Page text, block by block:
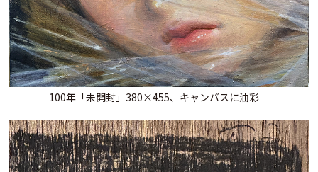
100年「未開封」380×455、キャンバスに油彩